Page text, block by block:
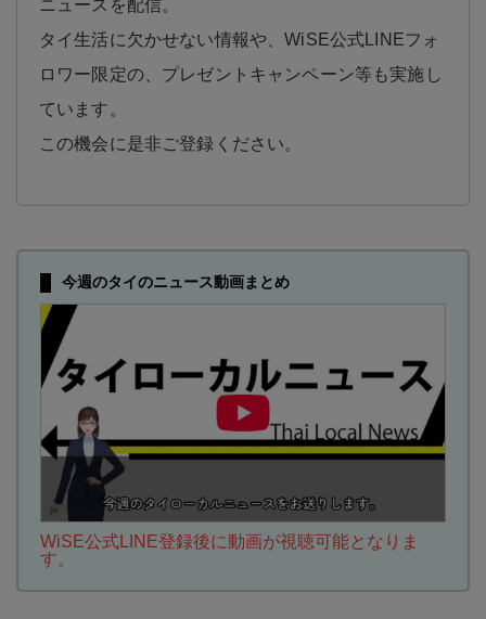
ニュースを配信。
タイ生活に欠かせない情報や、WiSE公式LINEフォ
ロワー限定の、プレゼントキャンペーン等も実施し
ています。
この機会に是非ご登録ください。
今週のタイのニュース動画まとめ
WiSE公式LINE登録後に動画が視聴可能となりま
す。